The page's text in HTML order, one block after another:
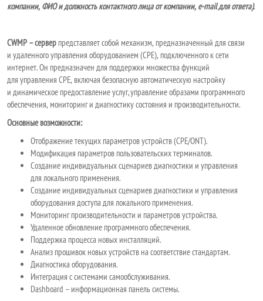
компании, ФИО и должность контактного лица от компании, e-mail для ответа).
CWMP – сервер представляет собой механизм, предназначенный для связи
и удаленного управления оборудованием (CPE), подключенного к сети
интернет. Он предназначен для поддержки множества функций
для управления CPE, включая безопасную автоматическую настройку
и динамическое предоставление услуг, управление образами программного
обеспечения, мониторинг и диагностику состояния и производительности.
Основные возможности:
Отображение текущих параметров устройств (CPE/ONT).
Модификация параметров пользовательских терминалов.
Создание индивидуальных сценариев диагностики и управления
для локального применения.
Создание индивидуальных сценариев диагностики и управления
оборудования доступа для локального применения.
Мониторинг производительности и параметров устройства.
Удаленное обновление программного обеспечения.
Поддержка процесса новых инсталляций.
Анализ прошивок новых устройств на соответствие стандартам.
Диагностика оборудования.
Интеграция с системами самообслуживания.
Dashboard – информационная панель системы.